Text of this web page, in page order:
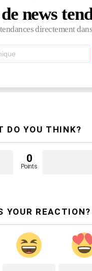
news
directement
DO YOU THINK?
0
Points
YOUR REACTION?